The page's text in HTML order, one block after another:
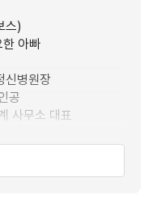
스)
아빠
신병원장
공
사무소 대표